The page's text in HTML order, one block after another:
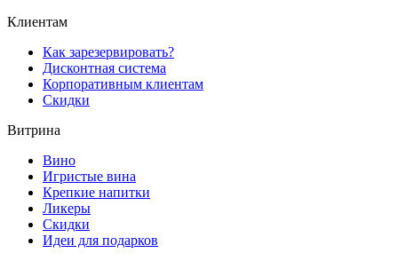
Клиентам
Как зарезервировать?
Дисконтная система
Корпоративным клиентам
Скидки
Витрина
Вино
Игристые вина
Крепкие напитки
Ликеры
Скидки
Идеи для подарков